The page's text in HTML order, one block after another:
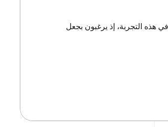
هذه التجربة، إذ يرغبون بجعل